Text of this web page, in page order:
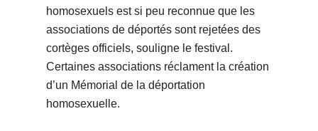
homosexuels est si peu reconnue que les
associations de déportés sont rejetées des
cortèges officiels, souligne le festival.
Certaines associations réclament la création
d’un Mémorial de la déportation
homosexuelle.